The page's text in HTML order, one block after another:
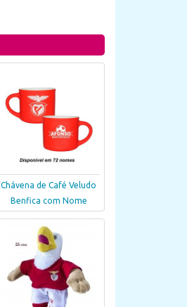
Chávena de Café Veludo
Benfica com Nome